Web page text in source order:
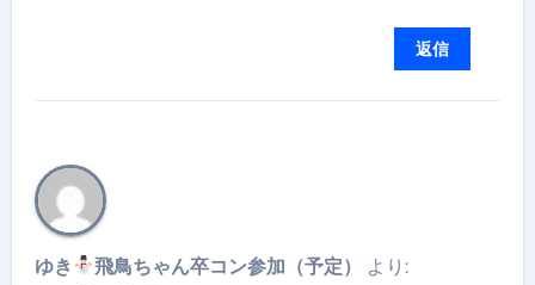
返信
ゆき 飛鳥ちゃん卒コン参加（予定）
より: